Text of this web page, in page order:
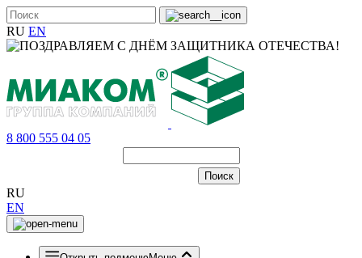
RU EN
8 800 555 04 05
RU
EN